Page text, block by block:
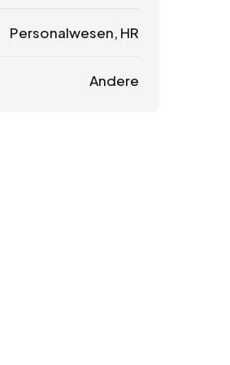
Personalwesen, HR
Andere